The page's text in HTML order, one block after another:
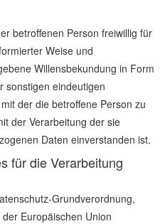
betroffenen Person freiwillig für
Weise und
Willensbekundung in Form
sonstigen eindeutigen
der die betroffene Person zu
der Verarbeitung der sie
Daten einverstanden ist.
für die Verarbeitung
Grundverordnung,
Europäischen Union